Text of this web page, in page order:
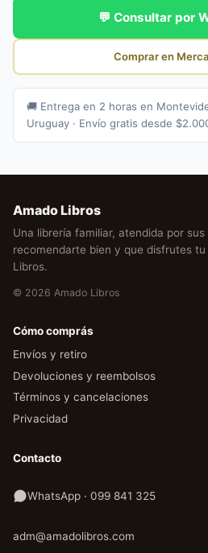
💬 Consultar por
Comprar en
🚚 Entrega en 2 horas en
Uruguay · Envío gratis desde
Amado Libros
Una librería familiar, atendida por
recomendarte bien y que disfrutes
Libros.
© 2026 Amado Libros
Cómo comprás
Envíos y retiro
Devoluciones y reembolsos
Términos y cancelaciones
Privacidad
Contacto
WhatsApp · 099 841 325
adm@amadolibros.com